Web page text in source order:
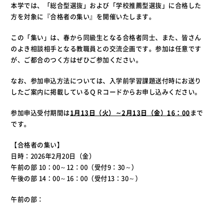
本学では、「総合型選抜」および「学校推薦型選抜」に合格した
方を対象に『合格者の集い』を開催いたします。
この「集い」は、春から同級生となる合格者同士、また、皆さん
のよき相談相手となる教職員との交流企画です。参加は任意です
が、ご都合のつく方はぜひご参加ください。
なお、参加申込方法については、入学前学習課題送付時にお送り
したご案内に掲載しているＱＲコードからお申し込みください。
参加申込受付期間は1月13日（火）～2月13日（金）16：00 まで
です。
【合格者の集い】
日時：2026年2月20日（金）
午前の部 10：00～12：00（受付9：30～）
午後の部 14：00～16：00（受付13：30～）
午前の部：